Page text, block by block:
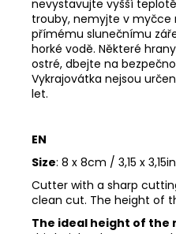
nevystavujte vyšší
trouby, nemyjte v myčce
přímému slunečnímu
horké vodě. Některé
ostré, dbejte na
Vykrajovátka nejsou
let.
EN
Size: 8 x 8cm / 3,15 x
Cutter with a sharp
clean cut. The height of
The ideal height of the